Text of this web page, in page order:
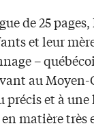
de 25
et leur
–
au
et à une
matière très